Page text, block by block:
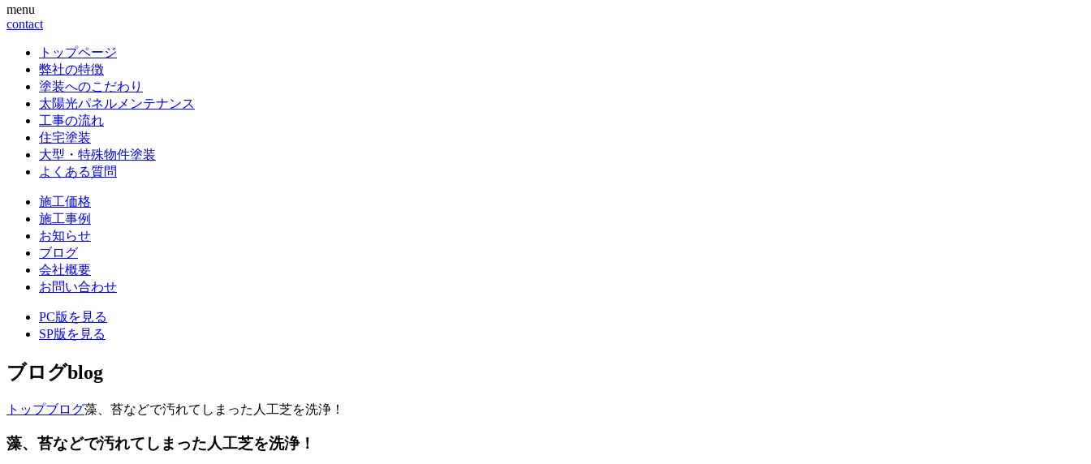
menu
contact
トップページ
弊社の特徴
塗装へのこだわり
太陽光パネルメンテナンス
工事の流れ
住宅塗装
大型・特殊物件塗装
よくある質問
施工価格
施工事例
お知らせ
ブログ
会社概要
お問い合わせ
PC版を見る
SP版を見る
ブログblog
トップブログ藻、苔などで汚れてしまった人工芝を洗浄！
藻、苔などで汚れてしまった人工芝を洗浄！